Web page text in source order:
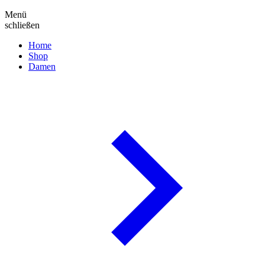
Menü
schließen
Home
Shop
Damen